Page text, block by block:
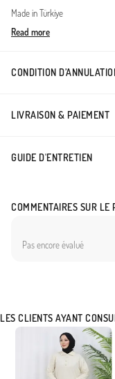
Made in Türkiye
Read more
CONDITION
LIVRAISON & PAIEMENT
GUIDE D'ENTRETIEN
COMMENTAIRES SUR LE
Pas encore évalué
LES CLIENTS AYANT